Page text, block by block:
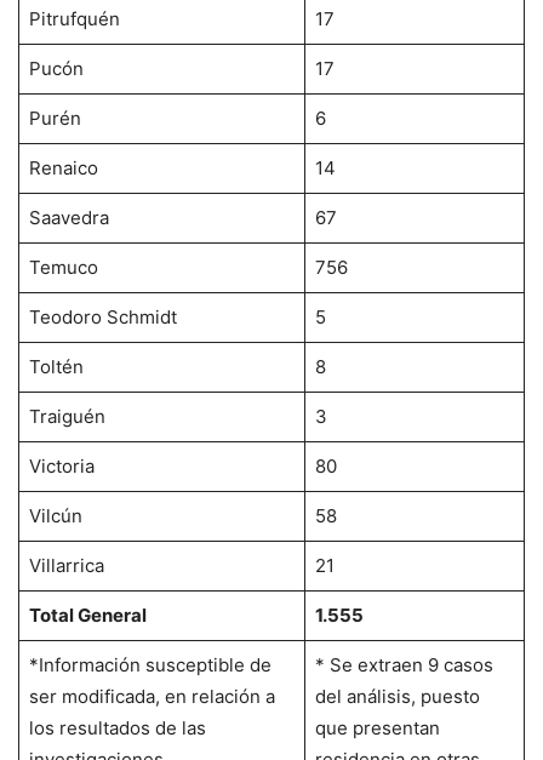
Pitrufquén 17
Pucón 17
Purén 6
Renaico 14
Saavedra 67
Temuco 756
Teodoro Schmidt 5
Toltén 8
Traiguén 3
Victoria 80
Vilcún 58
Villarrica 21
Total General 1.555
*Información susceptible de
ser modificada, en relación a
los resultados de las
* Se extraen 9 casos
del análisis, puesto
que presentan